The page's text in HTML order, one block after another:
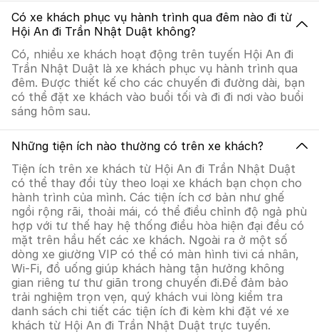
Có xe khách phục vụ hành trình qua đêm nào đi từ
Hội An đi Trần Nhật Duật không?
Có, nhiều xe khách hoạt động trên tuyến Hội An đi
Trần Nhật Duật là xe khách phục vụ hành trình qua
đêm. Được thiết kế cho các chuyến đi đường dài, bạn
có thể đặt xe khách vào buổi tối và đi đi nơi vào buổi
sáng hôm sau.
Những tiện ích nào thường có trên xe khách?
Tiện ích trên xe khách từ Hội An đi Trần Nhật Duật
có thể thay đổi tùy theo loại xe khách bạn chọn cho
hành trình của mình. Các tiện ích cơ bản như ghế
ngồi rộng rãi, thoải mái, có thể điều chỉnh độ ngả phù
hợp với tư thế hay hệ thống điều hòa hiện đại đều có
mặt trên hầu hết các xe khách. Ngoài ra ở một số
dòng xe giường VIP có thể có màn hình tivi cá nhân,
Wi-Fi, đồ uống giúp khách hàng tận hưởng không
gian riêng tư thư giãn trong chuyến đi.Để đảm bảo
trải nghiệm trọn vẹn, quý khách vui lòng kiểm tra
danh sách chi tiết các tiện ích đi kèm khi đặt vé xe
khách từ Hội An đi Trần Nhật Duật trực tuyến.